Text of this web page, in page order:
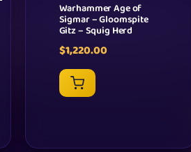
Warhammer Age of
Sigmar – Gloomspite
Gitz – Squig Herd
$1,220.00